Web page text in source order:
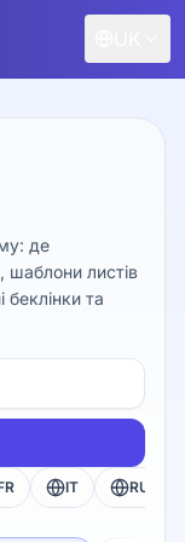
де
шаблони листів
беклінки та
IT RU